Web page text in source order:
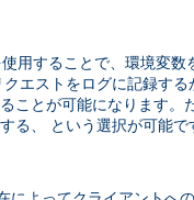
使用することで、環境変数
エストをログに記録す
ことが可能になります。
る、 という選択が可能で